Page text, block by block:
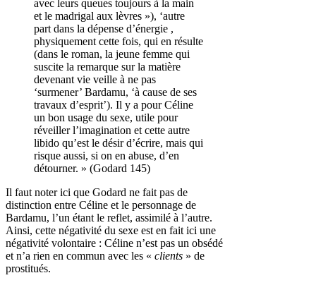
avec leurs queues toujours à la main
et le madrigal aux lèvres »), ‘autre
part dans la dépense d’énergie ,
physiquement cette fois, qui en résulte
(dans le roman, la jeune femme qui
suscite la remarque sur la matière
devenant vie veille à ne pas
‘surmener’ Bardamu, ‘à cause de ses
travaux d’esprit’). Il y a pour Céline
un bon usage du sexe, utile pour
réveiller l’imagination et cette autre
libido qu’est le désir d’écrire, mais qui
risque aussi, si on en abuse, d’en
détourner. » (Godard 145)
Il faut noter ici que Godard ne fait pas de
distinction entre Céline et le personnage de
Bardamu, l’un étant le reflet, assimilé à l’autre.
Ainsi, cette négativité du sexe est en fait ici une
négativité volontaire : Céline n’est pas un obsédé
et n’a rien en commun avec les « clients » de
prostitués.